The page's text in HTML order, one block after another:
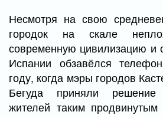
Несмотря на свою
городок на скале
современную цивилизацию и
Испании обзавёлся
году, когда мэры городов
Бегуда приняли решение
жителей таким